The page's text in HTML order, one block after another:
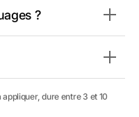
?
dure entre 3 et 10